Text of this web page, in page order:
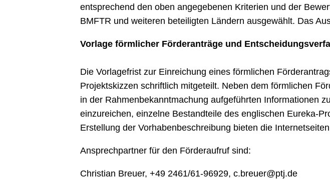
entsprechend den oben angegebenen Kriterien und der
BMFTR und weiteren beteiligten Ländern ausgewählt. Das
Vorlage förmlicher Förderanträge und
Die Vorlagefrist zur Einreichung eines förmlichen
Projektskizzen schriftlich mitgeteilt. Neben dem förmlichen
in der Rahmenbekanntmachung aufgeführten Informationen
einzureichen, einzelne Bestandteile des englischen Eureka-
Erstellung der Vorhabenbeschreibung bieten die
Ansprechpartner für den Förderaufruf sind:
Christian Breuer, +49 2461/61-96929, c.breuer@ptj.de